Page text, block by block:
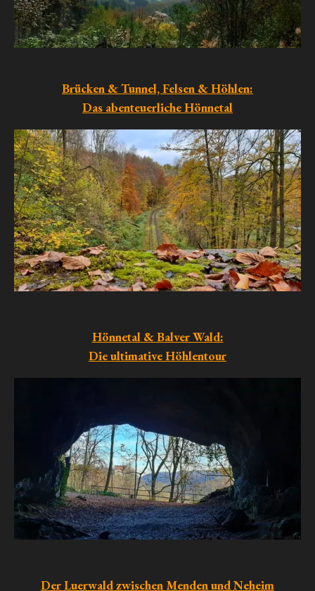
Brücken & Tunnel, Felsen & Höhlen:
Das abenteuerliche Hönnetal
Hönnetal & Balver Wald:
Die ultimative Höhlentour
Der Luerwald zwischen Menden und Neheim